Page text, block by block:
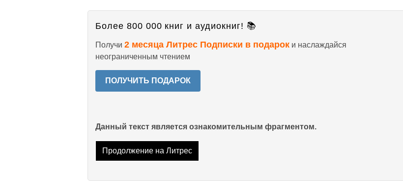
Более 800 000 книг и аудиокниг! 📚
Получи 2 месяца Литрес Подписки в подарок и наслаждайся
неограниченным чтением
ПОЛУЧИТЬ ПОДАРОК
Данный текст является ознакомительным фрагментом.
Продолжение на Литрес